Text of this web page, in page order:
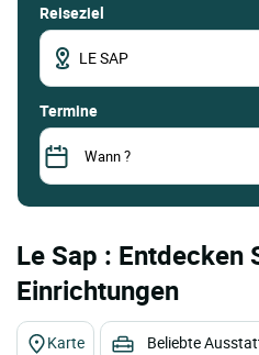
Reiseziel
termine
Le Sap : Entdecken
Einrichtungen
Karte Beliebte